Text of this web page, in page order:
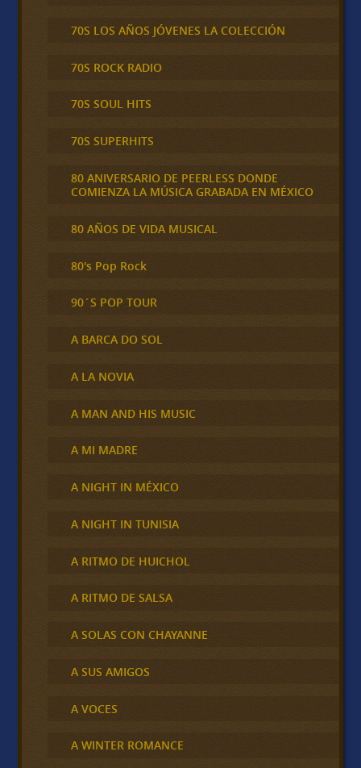
70S LOS AÑOS JÓVENES LA COLECCIÓN
70S ROCK RADIO
70S SOUL HITS
70S SUPERHITS
80 ANIVERSARIO DE PEERLESS DONDE
COMIENZA LA MÚSICA GRABADA EN MÉXICO
80 AÑOS DE VIDA MUSICAL
80's Pop Rock
90´S POP TOUR
A BARCA DO SOL
A LA NOVIA
A MAN AND HIS MUSIC
A MI MADRE
A NIGHT IN MÉXICO
A NIGHT IN TUNISIA
A RITMO DE HUICHOL
A RITMO DE SALSA
A SOLAS CON CHAYANNE
A SUS AMIGOS
A VOCES
A WINTER ROMANCE